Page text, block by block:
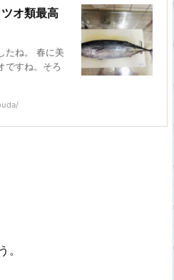
オ類最高
たね。 春に美
ですね。そろ
。